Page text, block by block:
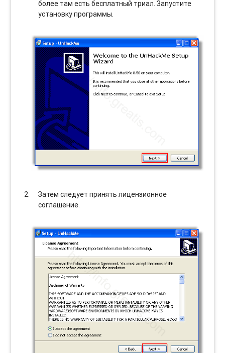
более там есть бесплатный триал. Запустите
установку программы.
Затем следует принять лицензионное
соглашение.